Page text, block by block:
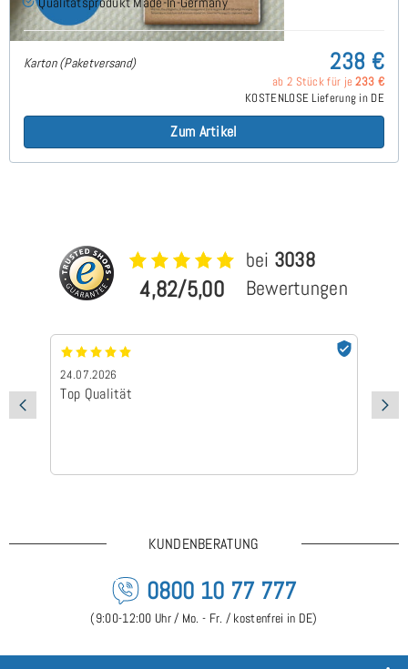
Karton (Paketversand) 238 €
ab 2 Stück für je233 €
KOSTENLOSE Lieferung in DE
Zum Artikel
4,82/5,00
bei 3038
Bewertungen
24.07.2026
Top Qualität
KUNDENBERATUNG
0800 10 77 777
(9:00-12:00 Uhr / Mo. - Fr. / kostenfrei in DE)